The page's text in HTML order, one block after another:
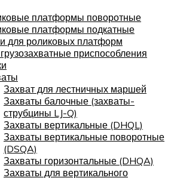
платформы поворотные
платформы подкатные
для роликовых платформ
приспособления
Захват для лестничных маршей
Захваты балочные (захваты-
струбцины LJ-Q)
Захваты вертикальные (DHQL)
Захваты вертикальные поворотные
(DSQA)
Захваты горизонтальные (DHQA)
Захваты для вертикального